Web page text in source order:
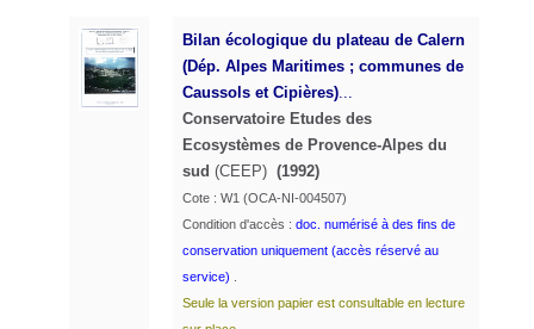
Bilan écologique du plateau de Calern
(Dép. Alpes Maritimes ; communes de
Caussols et Cipières)...
Conservatoire Etudes des
Ecosystèmes de Provence-Alpes du
sud (CEEP) (1992)
Cote : W1 (OCA-NI-004507)
Condition d'accès : doc. numérisé à des fins de
conservation uniquement (accès réservé au
service)
Seule la version papier est consultable en lecture